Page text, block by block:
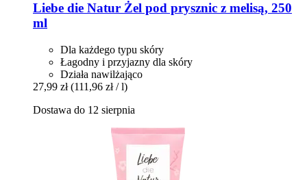
Liebe die Natur Żel pod prysznic z melisą, 250
ml
Dla każdego typu skóry
Łagodny i przyjazny dla skóry
Działa nawilżająco
27,99 zł (111,96 zł / l)
Dostawa do 12 sierpnia